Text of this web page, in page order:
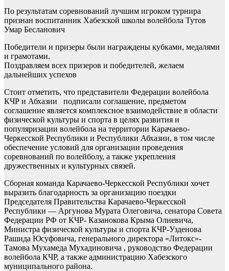
По результатам соревнований лучшим игроком турнира
признан воспитанник Хабезской школы волейбола Тутов
Умар Бесланович
Победители и призеры были награждены кубками, медалями
и грамотами.
Поздравляем всех призеров и победителей, желаем
дальнейших успехов
Стоит отметить, что представители Федерации волейбола
КЧР и Абхазии подписали соглашение, предметом
соглашение является комплексное взаимодействие в области
физической культуры и спорта в целях развития и
популяризации волейбола на территории Карачаево-
Черкесской Республики и Республики Абхазии, в том числе
обеспечение условий для организации проведения
соревнований по волейболу, а также укрепления
дружественных и культурных связей.
Сборная команда Карачаево-Черкесской Республики хочет
выразить благодарность за организацию поездки
Председателя Правительства Карачаево-Черкесской
Республики — Аргунова Мурата Олеговича, сенатора Совета
Федерации РФ от КЧР- Казанокова Крыма Олиевича,
Министра физической культуры и спорта КЧР-Узденова
Рашида Юсуфовича, генерального директора «Литокс»-
Тамова Мухамеда Мухадиновича , руководство Федерации
волейбола КЧР, а также администрацию Хабезского
муниципального района.